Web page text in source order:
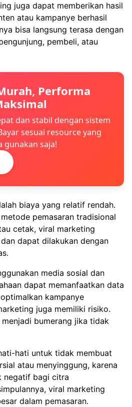
juga dapat memberikan hasil
atau kampanye berhasil
bisa langsung terasa dengan
pembeli, atau
Performa
dan stabil dengan sistem
sesuai resource yang
gunakan saja!
biaya yang relatif rendah.
pemasaran tradisional
cetak, viral marketing
dapat dilakukan dengan
media sosial dan
dapat memanfaatkan data
kampanye
juga memiliki risiko.
bumerang jika tidak
hati untuk tidak membuat
atau menyinggung, karena
negatif bagi citra
viral marketing
dalam pemasaran.